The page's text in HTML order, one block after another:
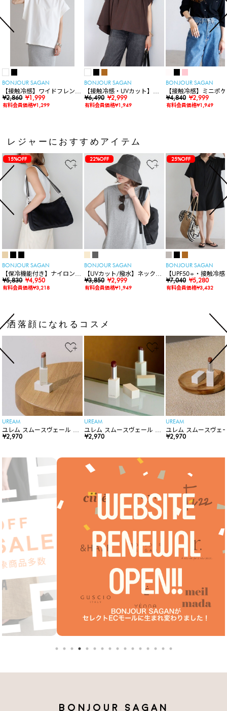
BONJOUR SAGAN
【接触冷感】ワイドフレンチ
スリーブTシャツ
¥2,860 ¥1,999
有料会員価格¥1,299
BONJOUR SAGAN
【接触冷感・UVカット】シ
ャーリングスキッパートップ
ス
¥6,490 ¥2,999
有料会員価格¥1,949
BONJOUR SAGAN
【接触冷感】ミニポ
袖ニットカーディガン
¥4,840 ¥2,999
有料会員価格¥1,949
レジャーにおすすめアイテム
15%OFF
BONJOUR SAGAN
【保冷機能付き】ナイロンシ
ョルダーバッグ
¥5,830 ¥4,950
有料会員価格¥3,218
22%OFF
BONJOUR SAGAN
【UVカット/撥水】ネックカ
バー付きワイドリムハット
¥3,850 ¥2,999
有料会員価格¥1,949
25%OFF
BONJOUR SAGAN
【UPF50+・接触冷感
水】【水陸両用】ラ
ードロンパース
¥7,040 ¥5,280
有料会員価格¥3,432
洒落顔になれるコスメ
UREAM
ユレム スムースヴェール リ
ップスティック
¥2,970
UREAM
ユレム スムースヴェール リ
ップスティック
¥2,970
UREAM
ユレム スムースヴェ
ップスティック
¥2,970
BONJOUR SAGAN